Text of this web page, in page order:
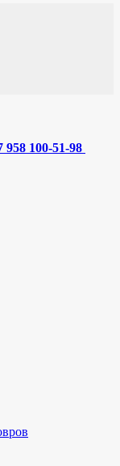
958 100-51-98